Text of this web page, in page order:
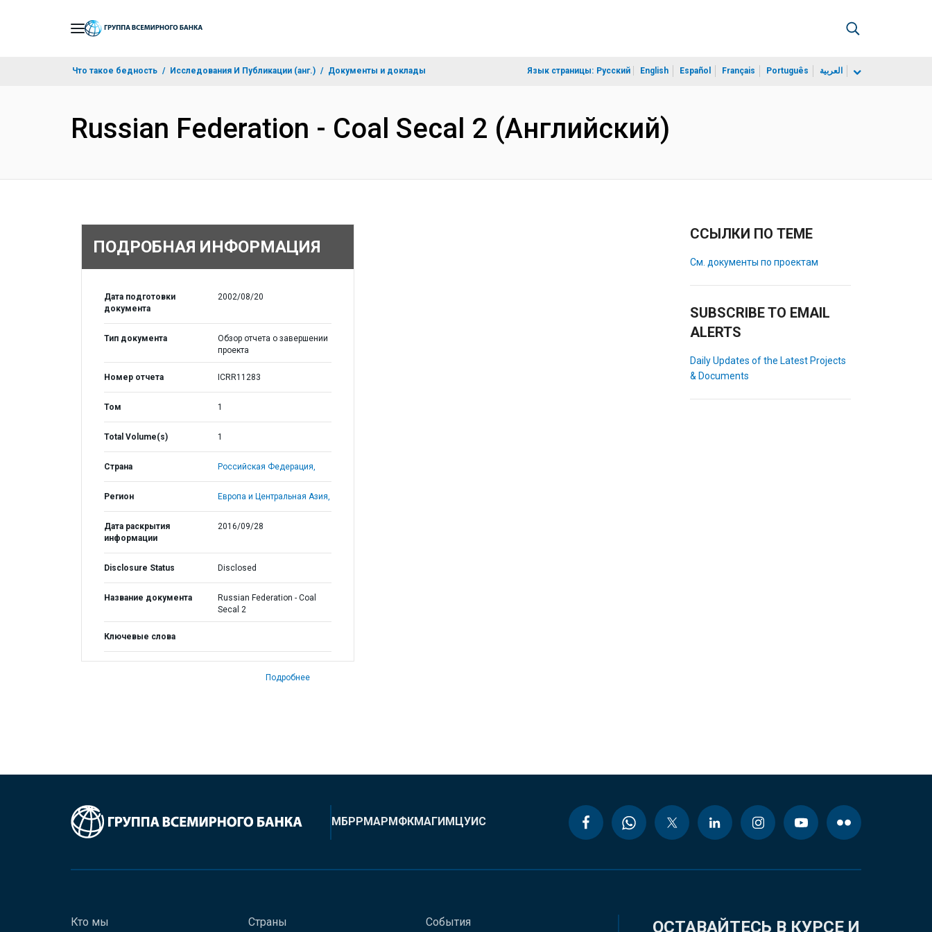
Что такое бедность Исследования И Публикации (анг.) Документы и доклады Язык страницы: Русский English Español Français Português العربية
Russian Federation - Coal Secal 2 (Английский)
ПОДРОБНАЯ ИНФОРМАЦИЯ
Дата подготовки
документа
2002/08/20
Тип документа
Обзор отчета о завершении
проекта
Номер отчета ICRR11283
Том 1
Total Volume(s) 1
Страна Российская Федерация,
Регион Европа и Центральная Азия,
Дата раскрытия
информации
2016/09/28
Disclosure Status Disclosed
Название документа
Russian Federation - Coal
Secal 2
Ключевые слова
Подробнее
ССЫЛКИ ПО ТЕМЕ
См. документы по проектам
SUBSCRIBE TO EMAIL
ALERTS
Daily Updates of the Latest Projects
& Documents
МБРРМАРМФКМАГИМЦУИС
Кто мы Страны События ОСТАВАЙТЕСЬ В КУРСЕ И